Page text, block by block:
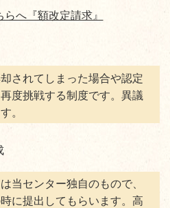
へ『額改定請求』
されてしまった場合や認定
度挑戦する制度です。異議
。
当センター独自のもので、
に提出してもらいます。高